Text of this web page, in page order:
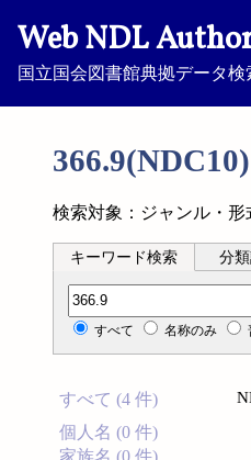
Web NDL
国立国会図書館典拠データ
検索対象：ジャンル・形
キーワード検索 分
分類記号検索
すべて 名称のみ
すべて (4 件)
個人名 (0 件)